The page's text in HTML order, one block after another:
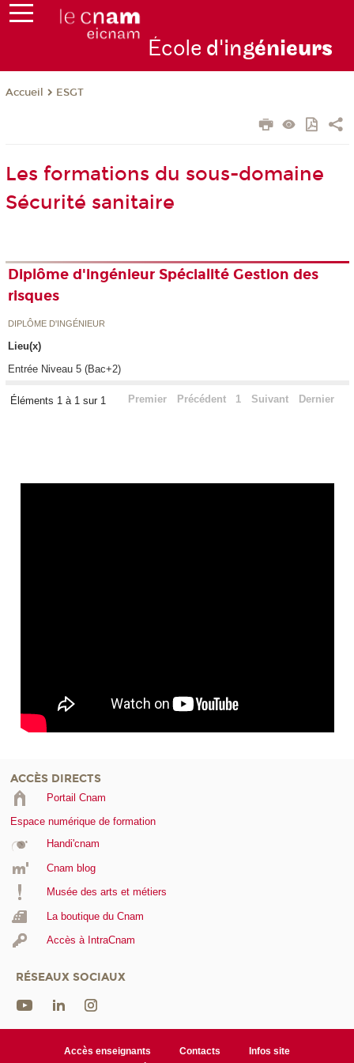
École d'ingénieurs
Accueil ESGT
Les formations du sous-domaine
Sécurité sanitaire
Diplôme d'ingénieur Spécialité Gestion des
risques
DIPLÔME D'INGÉNIEUR
Lieu(x)
Entrée Niveau 5 (Bac+2)
Éléments 1 à 1 sur 1 Premier Précédent 1 Suivant Dernier
ACCÈS DIRECTS
Portail Cnam
Espace numérique de formation
Handi'cnam
Cnam blog
Musée des arts et métiers
La boutique du Cnam
Accès à IntraCnam
RÉSEAUX SOCIAUX
Accès enseignants Contacts
Infos site